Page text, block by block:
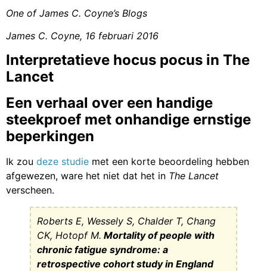
One of James C. Coyne’s Blogs
James C. Coyne, 16 februari 2016
Interpretatieve hocus pocus in The
Lancet
Een verhaal over een handige
steekproef met onhandige ernstige
beperkingen
Ik zou deze studie met een korte beoordeling hebben
afgewezen, ware het niet dat het in The Lancet
verscheen.
Roberts E, Wessely S, Chalder T, Chang
CK, Hotopf M. Mortality of people with
chronic fatigue syndrome: a
retrospective cohort study in England